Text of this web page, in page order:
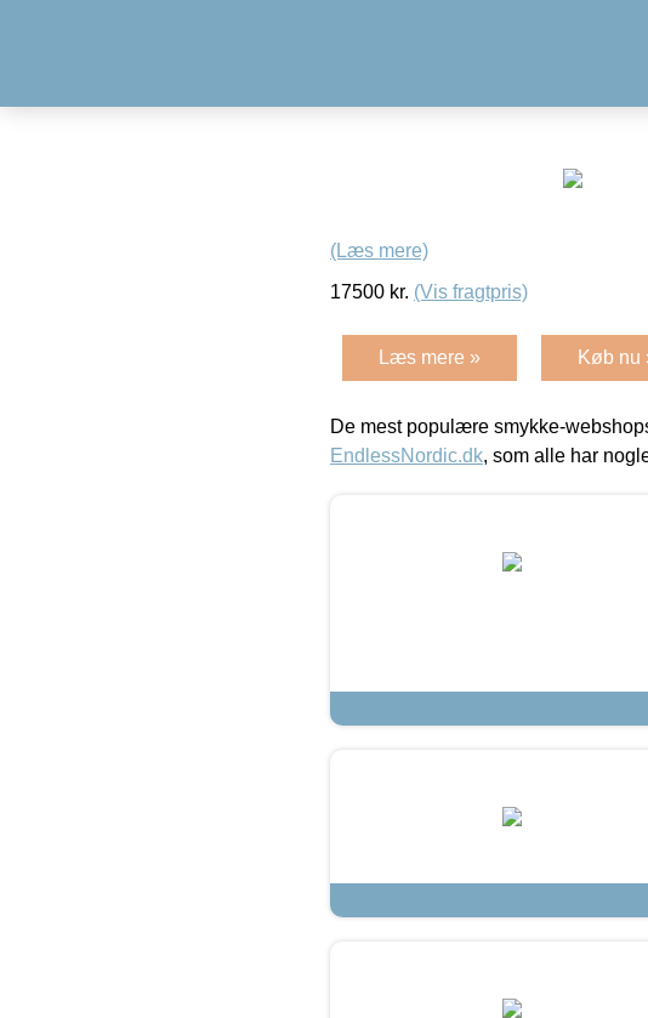
(Læs mere)
17500 kr. (Vis fragtpris)
Læs mere » Køb nu
De mest populære smykke-
EndlessNordic.dk, som alle har